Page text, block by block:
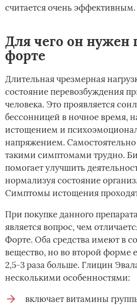
считается очень эффективным.
Для чего он нужен
форте
Длительная чрезмерная
состояние перевозбуждения
человека. Это проявляется
бессонницей в ночное время,
истощением и
напряжением. Самостоятельно
такими симптомами трудно.
помогает улучшить
нормализуя состояние
Симптомы истощения
При покупке данного
является вопрос, чем
Форте. Оба средства имеют в
вещество, но во второй форме
2,5-3 раза больше. Глицин
несколькими особенностями:
включает витамины